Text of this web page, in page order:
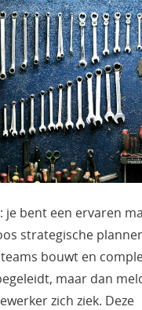
je bent een ervaren
strategische
bouwt en
maar dan
zich ziek. Deze